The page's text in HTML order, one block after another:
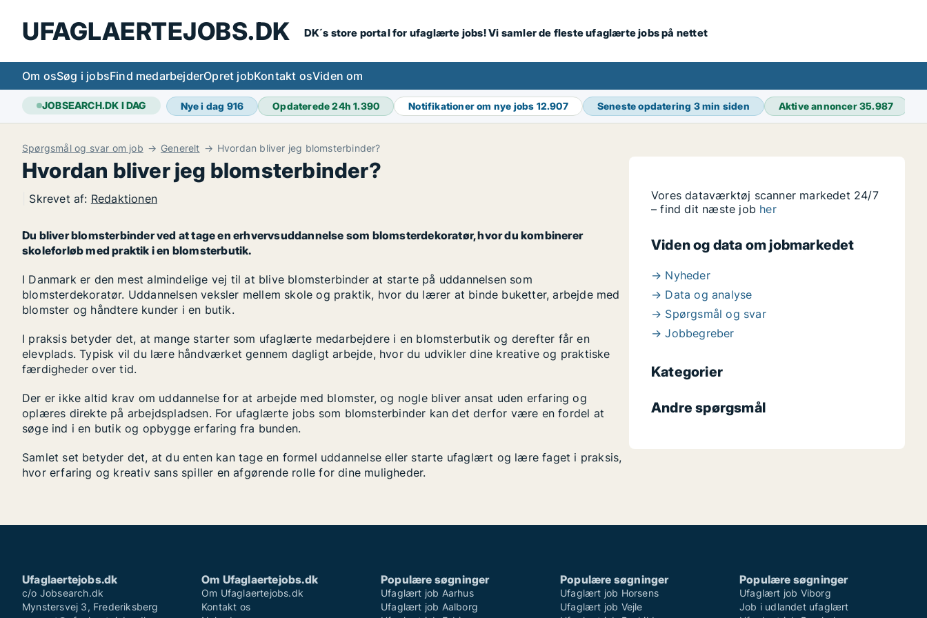
UFAGLAERTEJOBS.DK DK´s store portal for ufaglærte jobs! Vi samler de fleste ufaglærte jobs på nettet
Om osSøg i jobsFind medarbejderOpret jobKontakt osViden om
JOBSEARCH.DK I DAG Nye i dag 916 Opdaterede 24h1.390 Notifikationer om nye jobs 12.907 Seneste opdatering 3 min siden Aktive annoncer35.987
Spørgsmål og svar om job Generelt Hvordan bliver jeg blomsterbinder?
Hvordan bliver jeg blomsterbinder?
Skrevet af: Redaktionen
Du bliver blomsterbinder ved at tage en erhvervsuddannelse som blomsterdekoratør, hvor du kombinerer
skoleforløb med praktik i en blomsterbutik.
I Danmark er den mest almindelige vej til at blive blomsterbinder at starte på uddannelsen som
blomsterdekoratør. Uddannelsen veksler mellem skole og praktik, hvor du lærer at binde buketter, arbejde med
blomster og håndtere kunder i en butik.
I praksis betyder det, at mange starter som ufaglærte medarbejdere i en blomsterbutik og derefter får en
elevplads. Typisk vil du lære håndværket gennem dagligt arbejde, hvor du udvikler dine kreative og praktiske
færdigheder over tid.
Der er ikke altid krav om uddannelse for at arbejde med blomster, og nogle bliver ansat uden erfaring og
oplæres direkte på arbejdspladsen. For ufaglærte jobs som blomsterbinder kan det derfor være en fordel at
søge ind i en butik og opbygge erfaring fra bunden.
Samlet set betyder det, at du enten kan tage en formel uddannelse eller starte ufaglært og lære faget i praksis,
hvor erfaring og kreativ sans spiller en afgørende rolle for dine muligheder.
Vores dataværktøj scanner markedet 24/7
– find dit næste job her
Viden og data om jobmarkedet
→ Nyheder
→ Data og analyse
→ Spørgsmål og svar
→ Jobbegreber
Kategorier
Andre spørgsmål
Ufaglaertejobs.dk
c/o Jobsearch.dk
Mynstersvej 3, Frederiksberg
Om Ufaglaertejobs.dk
Om Ufaglaertejobs.dk
Kontakt os
Populære søgninger
Ufaglært job Aarhus
Ufaglært job Aalborg
Populære søgninger
Ufaglært job Horsens
Ufaglært job Vejle
Populære søgninger
Ufaglært job Viborg
Job i udlandet ufaglært